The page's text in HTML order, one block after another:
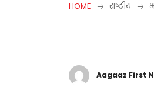
HOME राष्ट्रीय
Aagaaz First